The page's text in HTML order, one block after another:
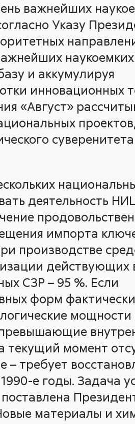
важнейших
Указу
и аккумулируя
инновационных
«Август»
проектов,
деятельность
импорта
производстве
действующих
СЗР – 95 %. Если
форм
мощности
момент
– требует
е годы. Задача
материалы и